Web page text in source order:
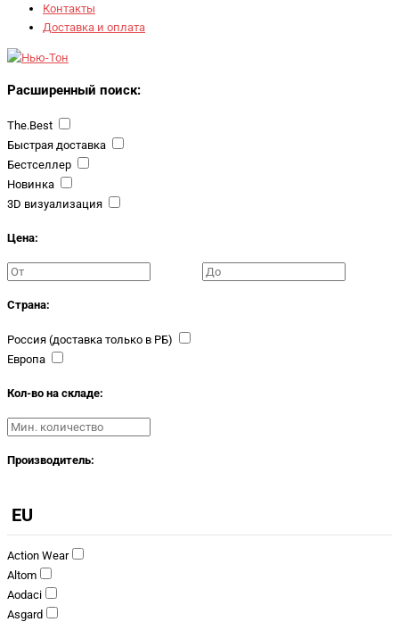
Контакты
Доставка и оплата
Расширенный поиск:
The.Best
Быстрая доставка
Бестселлер
Новинка
3D визуализация
Цена:
Страна:
Россия (доставка только в РБ)
Европа
Кол-во на складе:
Производитель:
EU
Action Wear
Altom
Aodaci
Asgard